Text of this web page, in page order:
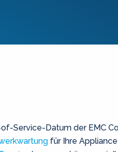
Service-Datum der EMC
für Ihre